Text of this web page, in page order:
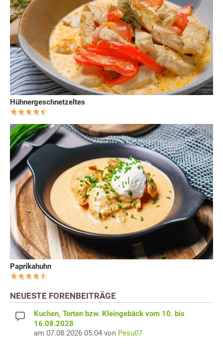
Hühnergeschnetzeltes
Paprikahuhn
NEUESTE FORENBEITRÄGE
Kuchen, Torten bzw. Kleingebäck vom 10. bis
16.08.2028
am 07.08.2026 05:04 von Pesu07